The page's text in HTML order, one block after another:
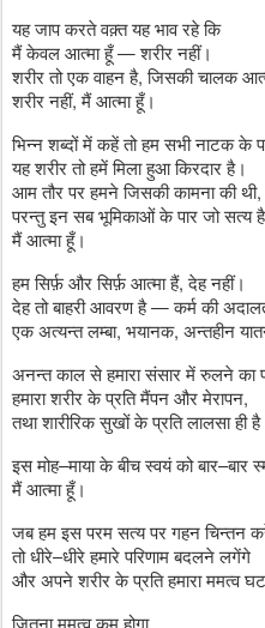
यह जाप करते वक़्त यह भाव रहे कि
मैं केवल आत्मा हूँ — शरीर नहीं।
शरीर तो एक वाहन है, जिसकी चालक
शरीर नहीं, मैं आत्मा हूँ।
भिन्न शब्दों में कहें तो हम सभी नाटक के
यह शरीर तो हमें मिला हुआ किरदार है।
आम तौर पर हमने जिसकी कामना की थी,
परन्तु इन सब भूमिकाओं के पार जो सत्य
मैं आत्मा हूँ।
हम सिर्फ़ और सिर्फ़ आत्मा हैं, देह नहीं।
देह तो बाहरी आवरण है — कर्म की अदालत
एक अत्यन्त लम्बा, भयानक, अन्तहीन
अनन्त काल से हमारा संसार में रुलने का
हमारा शरीर के प्रति मैंपन और मेरापन,
तथा शारीरिक सुखों के प्रति लालसा ही
इस मोह–माया के बीच स्वयं को बार–बार
मैं आत्मा हूँ।
जब हम इस परम सत्य पर गहन चिन्तन
तो धीरे–धीरे हमारे परिणाम बदलने लगेंगे
और अपने शरीर के प्रति हमारा ममत्व
जितना ममत्व कम होगा,